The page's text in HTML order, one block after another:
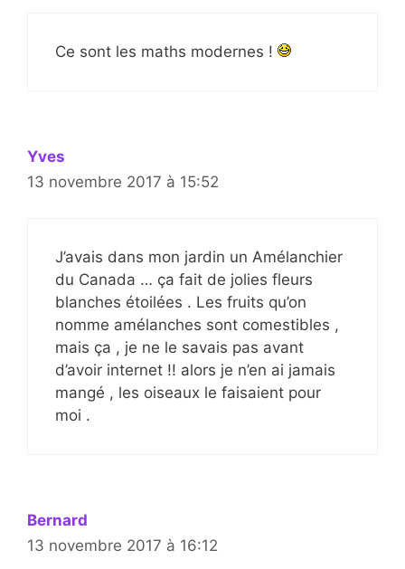
Ce sont les maths modernes !
Yves
13 novembre 2017 à 15:52
J’avais dans mon jardin un Amélanchier
du Canada … ça fait de jolies fleurs
blanches étoilées . Les fruits qu’on
nomme amélanches sont comestibles ,
mais ça , je ne le savais pas avant
d’avoir internet !! alors je n’en ai jamais
mangé , les oiseaux le faisaient pour
moi .
Bernard
13 novembre 2017 à 16:12